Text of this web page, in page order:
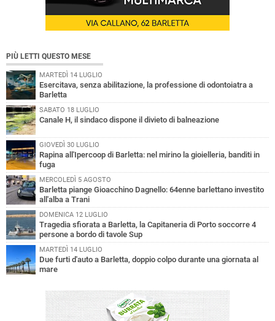
PIÙ LETTI QUESTO MESE
MARTEDÌ 14 LUGLIO
Esercitava, senza abilitazione, la professione di odontoiatra a
Barletta
SABATO 18 LUGLIO
Canale H, il sindaco dispone il divieto di balneazione
GIOVEDÌ 30 LUGLIO
Rapina all'Ipercoop di Barletta: nel mirino la gioielleria, banditi in
fuga
MERCOLEDÌ 5 AGOSTO
Barletta piange Gioacchino Dagnello: 64enne barlettano investito
all'alba a Trani
DOMENICA 12 LUGLIO
Tragedia sfiorata a Barletta, la Capitaneria di Porto soccorre 4
persone a bordo di tavole Sup
MARTEDÌ 14 LUGLIO
Due furti d'auto a Barletta, doppio colpo durante una giornata al
mare